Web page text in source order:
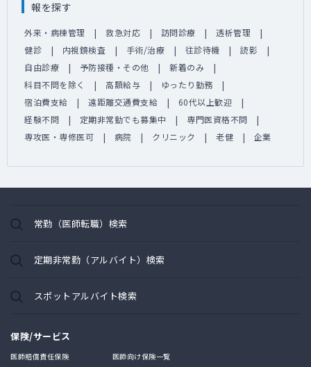
報を探す
外来・病棟管理 救急対応 訪問診療
透析管理
健診
内視鏡検査 手術/治療 往診待機
読影
自由診療
予防接種・その他
新着のみ
科目不問を除く
高額給与
ゆったり勤務
宿泊費支給
遠距離交通費支給
60代以上歓迎
経験不問
定期非常勤でも募集中
専門医資格不問
専攻医・専修医可
病院 クリニック 老健 企業
常勤（医師転職）検索
定期非常勤（アルバイト）検索
スポットアルバイト検索
保険/サービス
医師賠償責任保険
医師向け保険一覧